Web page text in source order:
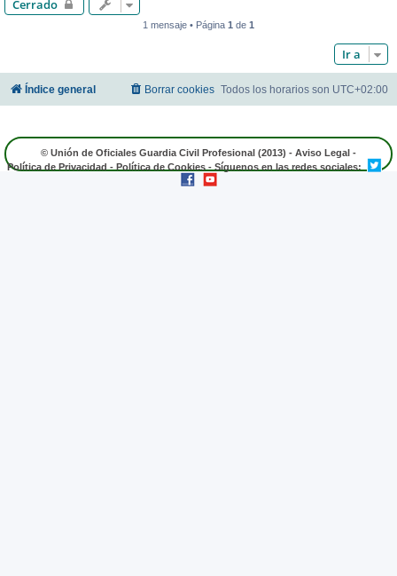
Cerrado
1 mensaje • Página 1 de 1
Ir a
Índice general Todos los horarios son UTC+02:00
Borrar cookies
© Unión de Oficiales Guardia Civil Profesional (2013) - Aviso Legal -
Política de Privacidad - Política de Cookies - Síguenos en las redes sociales: